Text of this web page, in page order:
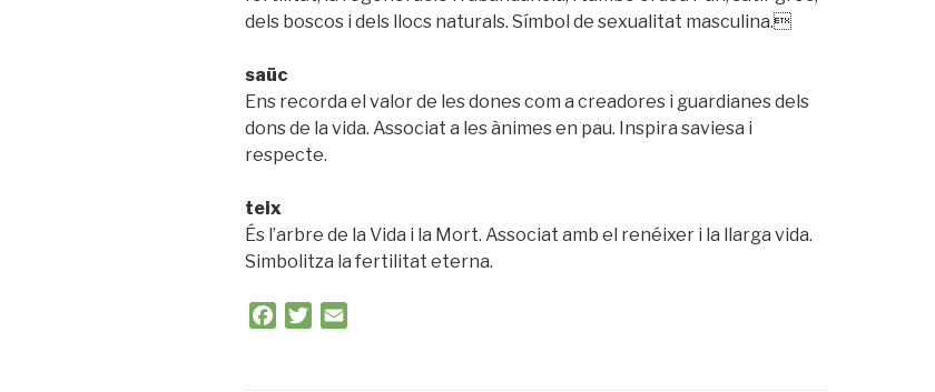
dels boscos i dels llocs naturals. Símbol de sexualitat masculina.
saüc
Ens recorda el valor de les dones com a creadores i guardianes dels
dons de la vida. Associat a les ànimes en pau. Inspira saviesa i
respecte.
teix
És l’arbre de la Vida i la Mort. Associat amb el renéixer i la llarga vida.
Simbolitza la fertilitat eterna.